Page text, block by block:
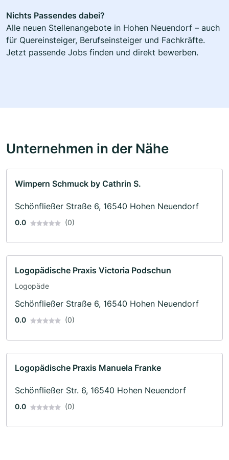
Nichts Passendes dabei?
Alle neuen Stellenangebote in Hohen Neuendorf – auch
für Quereinsteiger, Berufseinsteiger und Fachkräfte.
Jetzt passende Jobs finden und direkt bewerben.
Unternehmen in der Nähe
Wimpern Schmuck by Cathrin S.
Schönfließer Straße 6, 16540 Hohen Neuendorf
0.0 (0)
Logopädische Praxis Victoria Podschun
Logopäde
Schönfließer Straße 6, 16540 Hohen Neuendorf
0.0 (0)
Logopädische Praxis Manuela Franke
Schönfließer Str. 6, 16540 Hohen Neuendorf
0.0 (0)